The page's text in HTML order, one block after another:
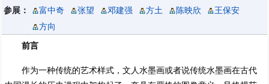
参展：
富中奇
张望 邓建强 方土 陈映欣
王保安
方向
前言
作为一种传统的艺术样式，文人水墨画或者说传统水墨画在古代